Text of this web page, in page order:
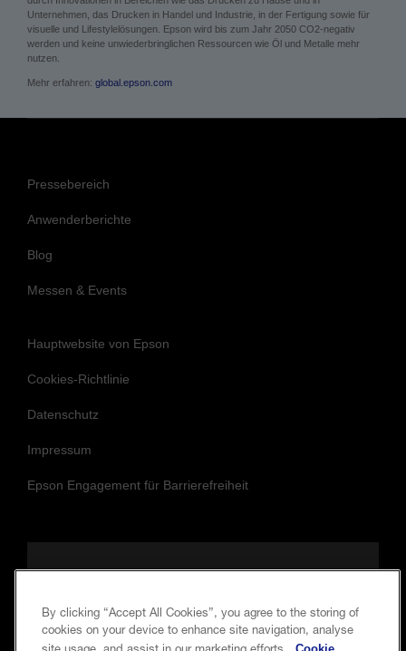
Das Unternehmen setzt einen Fokus auf das Lösen gesellschaftlicher Probleme
durch Innovationen in Bereichen wie das Drucken zu Hause und in
Unternehmen, das Drucken in Handel und Industrie, in der Fertigung sowie für
visuelle und Lifestylelösungen. Epson wird bis zum Jahr 2050 CO2-negativ
werden und keine unwiederbringlichen Ressourcen wie Öl und Metalle mehr
nutzen.
und in Verbindung zu bleiben.
By clicking “Accept All Cookies”, you agree to the storing of
cookies on your device to enhance site navigation, analyse